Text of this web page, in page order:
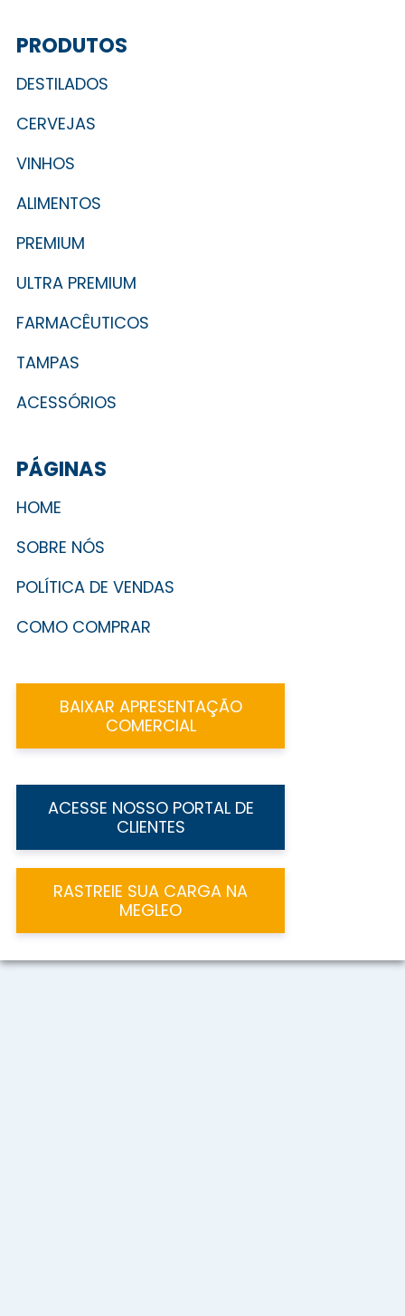
PRODUTOS
DESTILADOS
CERVEJAS
VINHOS
ALIMENTOS
PREMIUM
ULTRA PREMIUM
FARMACÊUTICOS
TAMPAS
ACESSÓRIOS
PÁGINAS
HOME
SOBRE NÓS
POLÍTICA DE VENDAS
COMO COMPRAR
BAIXAR APRESENTAÇÃO
COMERCIAL
ACESSE NOSSO PORTAL DE
CLIENTES
RASTREIE SUA CARGA NA
MEGLEO